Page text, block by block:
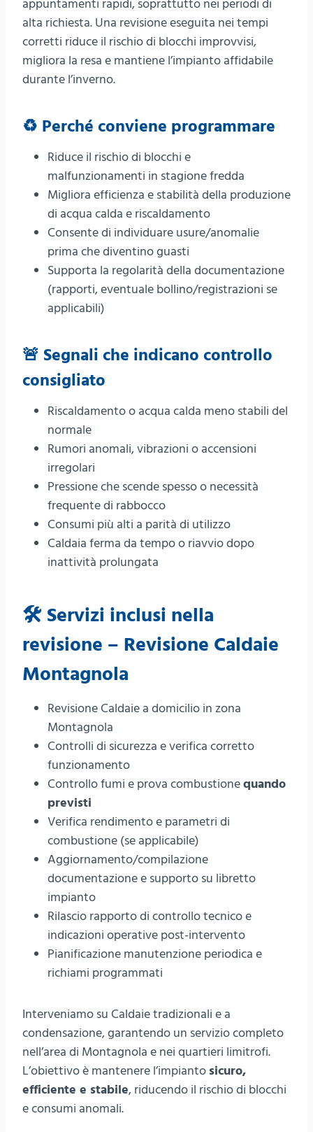
appuntamenti rapidi, soprattutto nei periodi di
alta richiesta. Una revisione eseguita nei tempi
corretti riduce il rischio di blocchi improvvisi,
migliora la resa e mantiene l’impianto affidabile
durante l’inverno.
♻️ Perché conviene programmare
Riduce il rischio di blocchi e
malfunzionamenti in stagione fredda
Migliora efficienza e stabilità della produzione
di acqua calda e riscaldamento
Consente di individuare usure/anomalie
prima che diventino guasti
Supporta la regolarità della documentazione
(rapporti, eventuale bollino/registrazioni se
applicabili)
🚨 Segnali che indicano controllo
consigliato
Riscaldamento o acqua calda meno stabili del
normale
Rumori anomali, vibrazioni o accensioni
irregolari
Pressione che scende spesso o necessità
frequente di rabbocco
Consumi più alti a parità di utilizzo
Caldaia ferma da tempo o riavvio dopo
inattività prolungata
🛠️ Servizi inclusi nella
revisione – Revisione Caldaie
Montagnola
Revisione Caldaie a domicilio in zona
Montagnola
Controlli di sicurezza e verifica corretto
funzionamento
Controllo fumi e prova combustionequando
previsti
Verifica rendimento e parametri di
combustione (se applicabile)
Aggiornamento/compilazione
documentazione e supporto su libretto
impianto
Rilascio rapporto di controllo tecnico e
indicazioni operative post-intervento
Pianificazione manutenzione periodica e
richiami programmati
Interveniamo su Caldaie tradizionali e a
condensazione, garantendo un servizio completo
nell’area di Montagnola e nei quartieri limitrofi.
L’obiettivo è mantenere l’impianto sicuro,
efficiente e stabile, riducendo il rischio di blocchi
e consumi anomali.